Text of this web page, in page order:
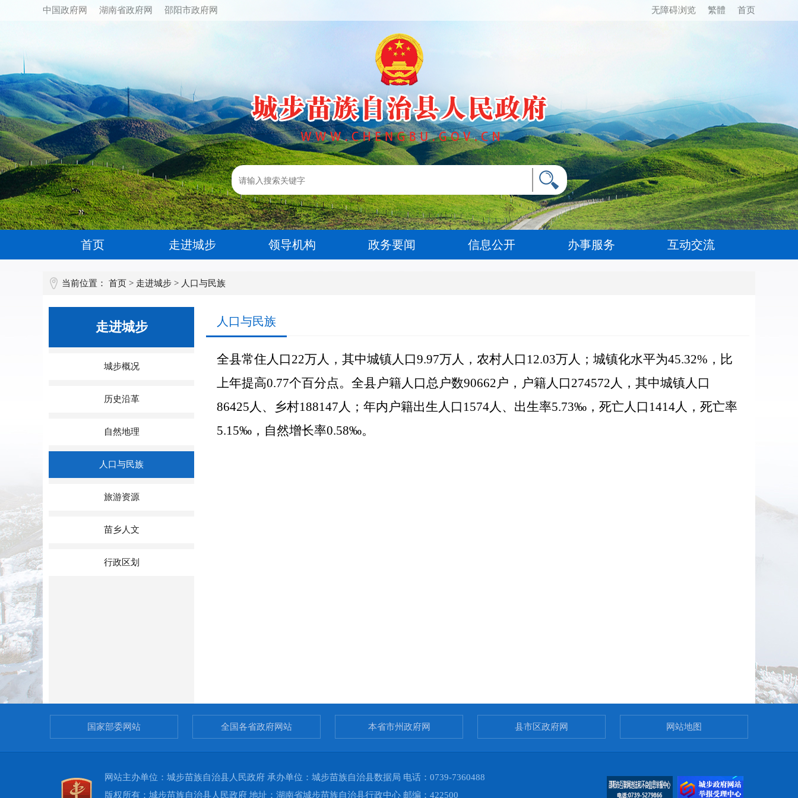
中国政府网 湖南省政府网 邵阳市政府网 首页
繁體
无障碍浏览
首页 走进城步 领导机构 政务要闻 信息公开 办事服务 互动交流
当前位置： 首页 > 走进城步 > 人口与民族
走进城步
城步概况
历史沿革
自然地理
人口与民族
旅游资源
苗乡人文
行政区划
人口与民族
全县常住人口22万人，其中城镇人口9.97万人，农村人口12.03万人；城镇化水平为45.32%，比
上年提高0.77个百分点。全县户籍人口总户数90662户，户籍人口274572人，其中城镇人口
86425人、乡村188147人；年内户籍出生人口1574人、出生率5.73‰，死亡人口1414人，死亡率
5.15‰，自然增长率0.58‰。
国家部委网站 全国各省政府网站 本省市州政府网 县市区政府网 网站地图
网站主办单位：城步苗族自治县人民政府 承办单位：城步苗族自治县数据局 电话：0739-7360488
版权所有：城步苗族自治县人民政府 地址：湖南省城步苗族自治县行政中心 邮编：422500